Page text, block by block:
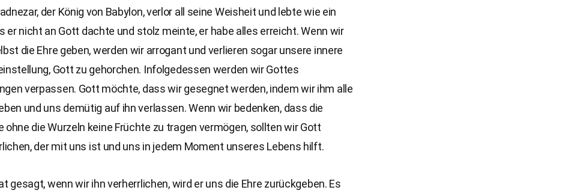
der König von Babylon, verlor all seine Weisheit und lebte wie ein
er nicht an Gott dachte und stolz meinte, er habe alles erreicht. Wenn wir
die Ehre geben, werden wir arrogant und verlieren sogar unsere innere
Gott zu gehorchen. Infolgedessen werden wir Gottes
verpassen. Gott möchte, dass wir gesegnet werden, indem wir ihm alle
und uns demütig auf ihn verlassen. Wenn wir bedenken, dass die
ohne die Wurzeln keine Früchte zu tragen vermögen, sollten wir Gott
der mit uns ist und uns in jedem Moment unseres Lebens hilft.
gesagt, wenn wir ihn verherrlichen, wird er uns die Ehre zurückgeben. Es